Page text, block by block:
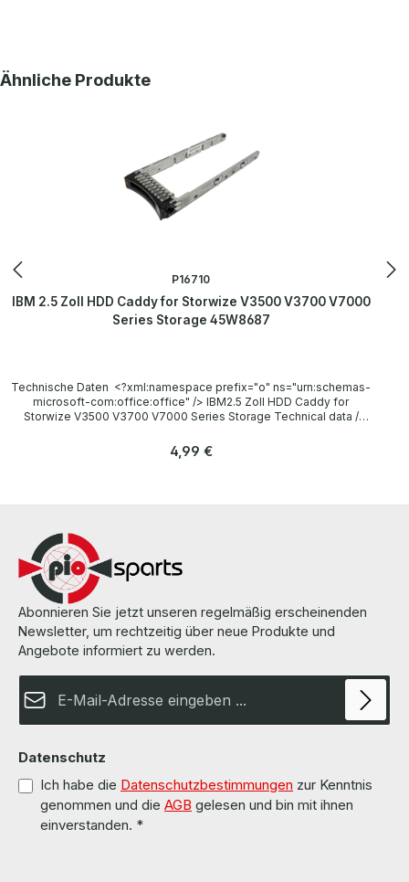
Produktgalerie überspringen
Ähnliche Produkte
P16710
IBM 2.5 Zoll HDD Caddy for Storwize V3500 V3700 V7000
Series Storage 45W8687
Technische Daten <?xml:namespace prefix="o" ns="urn:schemas-
microsoft-com:office:office" /> IBM2.5 Zoll HDD Caddy for
Storwize V3500 V3700 V7000 Series Storage Technical data /
IBM P/N 45W8687, 45W2107 Compatibility / Kompatibilität IBM
Storwize V3500 V3700 V7000 Storage LieferumfangDelivery /
manufacturer.Weitere Informationen und Details finden Sie auf den
Regulärer Preis:
4,99 €
Abonnieren Sie jetzt unseren regelmäßig erscheinenden
Newsletter, um rechtzeitig über neue Produkte und
Angebote informiert zu werden.
Datenschutz
Ich habe die Datenschutzbestimmungen zur Kenntnis
genommen und die AGB gelesen und bin mit ihnen
einverstanden. *